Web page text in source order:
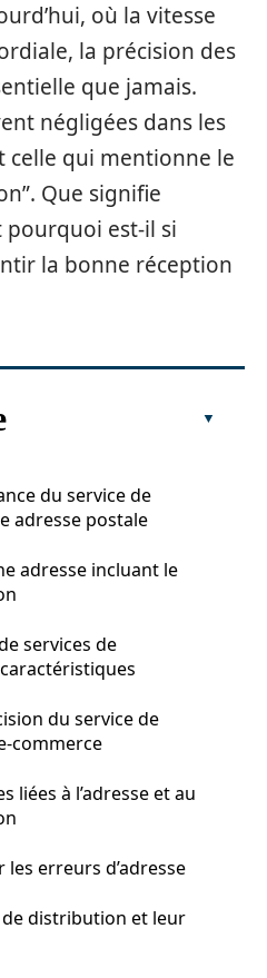
où la vitesse
la précision des
que jamais.
négligées dans les
celle qui mentionne le
Que signifie
est-il si
la bonne réception
du service de
adresse postale
adresse incluant le
services de
du service de
commerce
liées à l’adresse et au
erreurs d’adresse
de distribution et leur